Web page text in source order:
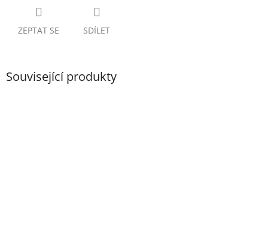
ZEPTAT SE SDÍLET
Související produkty